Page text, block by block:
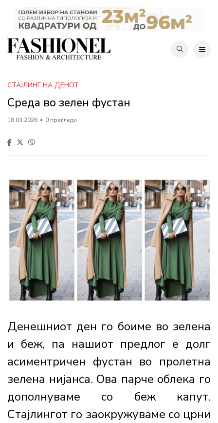
СТАЈЛИНГ НА ДЕНОТ
Среда во зелен фустан
18.03.2026 0 прегледи
Денешниот ден го боиме во зелена
и беж, па нашиот предлог е долг
асиментричен фустан во пролетна
зелена нијанса. Ова парче облека го
дополнуваме со беж капут.
Стајлингот го заокружуваме со црни